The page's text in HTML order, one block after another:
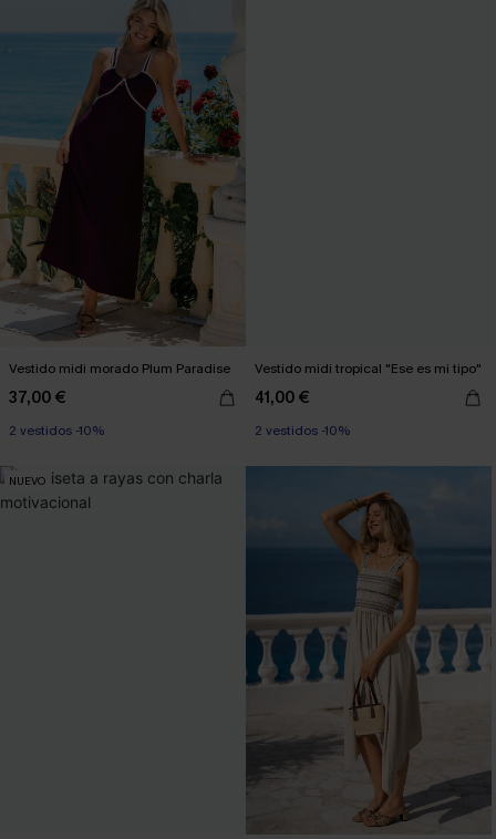
Vestido midi morado Plum Paradise
37,00 €
2 vestidos -10%
Vestido midi tropical "Ese es mi tipo"
41,00 €
2 vestidos -10%
NUEVO